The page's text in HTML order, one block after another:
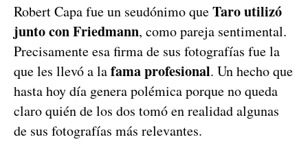
Robert Capa fue un seudónimo queTaro utilizó
junto con Friedmann, como pareja sentimental.
Precisamente esa firma de sus fotografías fue la
que les llevó a lafama profesional. Un hecho que
hasta hoy día genera polémica porque no queda
claro quién de los dos tomó en realidad algunas
de sus fotografías más relevantes.